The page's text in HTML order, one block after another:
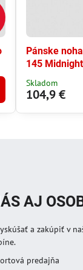
Pánske
145
Skladom
104,9 €
AJ
a zakúpiť v
predajňa